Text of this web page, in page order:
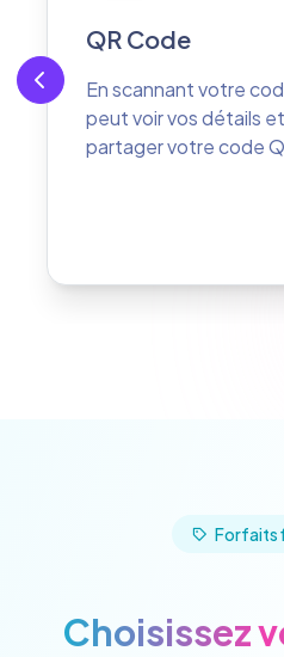
Vos réseaux
Votre client peut vous
différents réseaux
professionnels d'un
Forfaits
Choisissez